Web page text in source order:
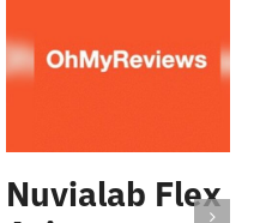
Nuvialab Flex